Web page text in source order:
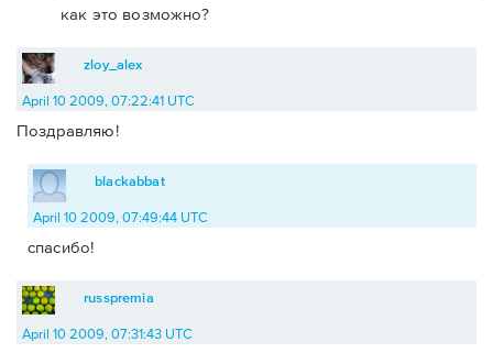
как это возможно?
zloy_alex
April 10 2009, 07:22:41 UTC
Поздравляю!
blackabbat
April 10 2009, 07:49:44 UTC
спасибо!
russpremia
April 10 2009, 07:31:43 UTC